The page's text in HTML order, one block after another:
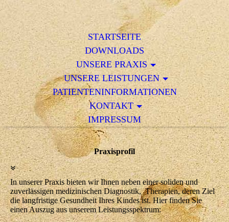
STARTSEITE
DOWNLOADS
UNSERE PRAXIS
UNSERE LEISTUNGEN
PATIENTENINFORMATIONEN
KONTAKT
IMPRESSUM
Praxisprofil
In unserer Praxis bieten wir Ihnen neben einer soliden und
zuverlässigen medizinischen Diagnostik, Therapien, deren Ziel
die langfristige Gesundheit Ihres Kindes ist. Hier finden Sie
einen Auszug aus unserem Leistungsspektrum: